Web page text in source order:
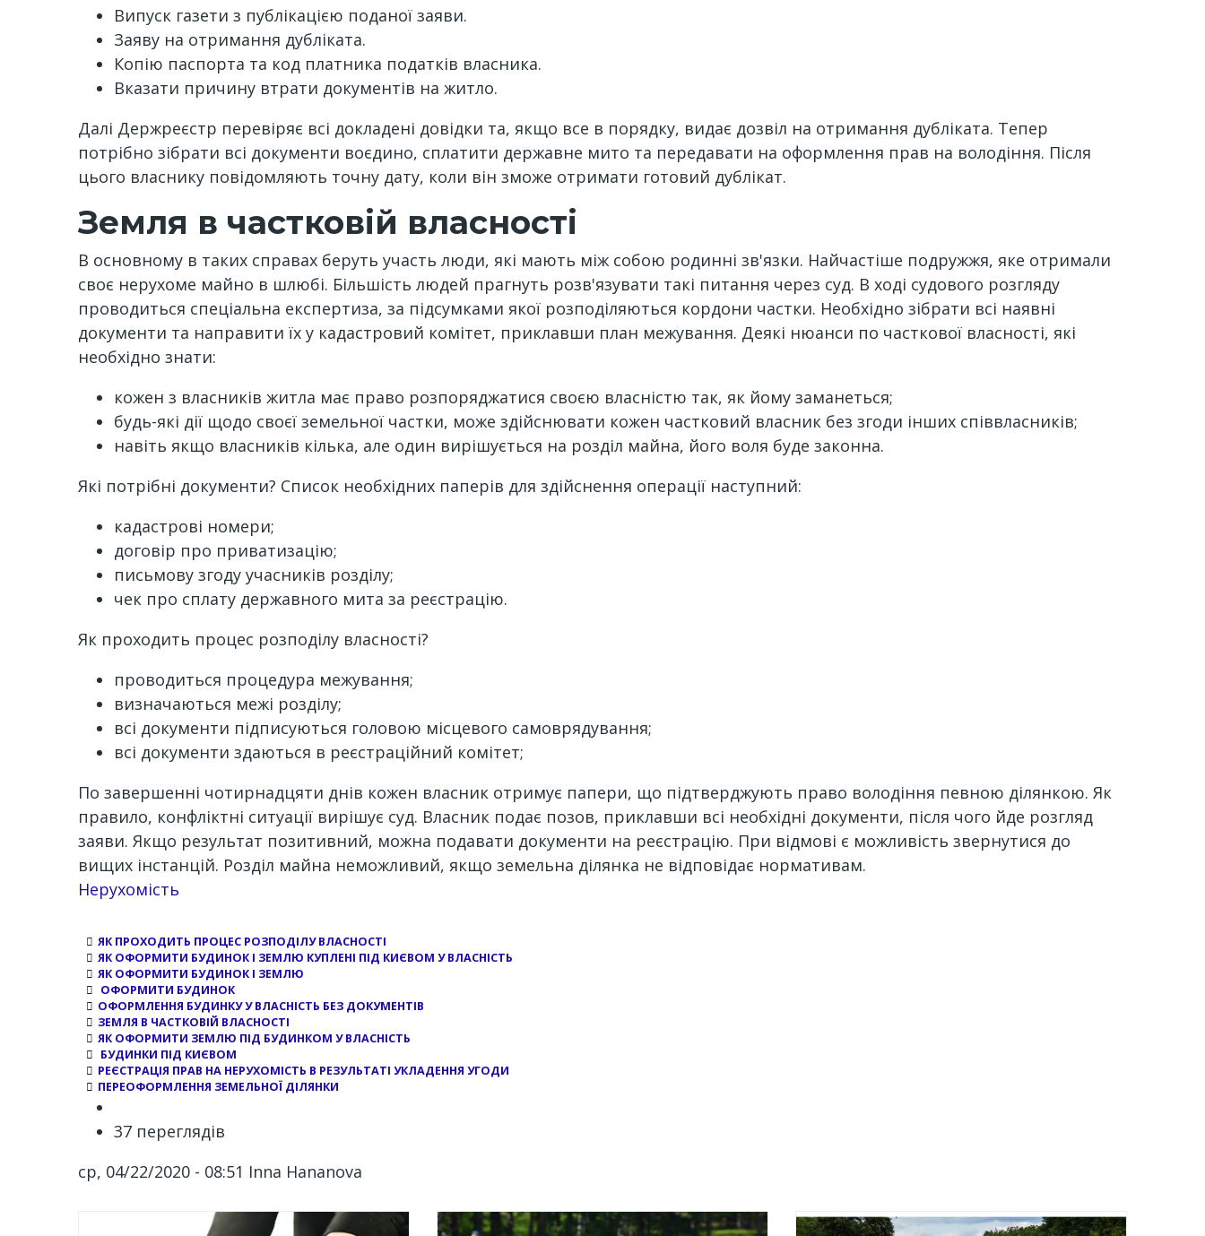
Випуск газети з публікацією поданої заяви.
Заяву на отримання дубліката.
Копію паспорта та код платника податків власника.
Вказати причину втрати документів на житло.
Далі Держреєстр перевіряє всі докладені довідки та, якщо все в порядку, видає дозвіл на отримання дубліката. Тепер
потрібно зібрати всі документи воєдино, сплатити державне мито та передавати на оформлення прав на володіння. Після
цього власнику повідомляють точну дату, коли він зможе отримати готовий дублікат.
Земля в частковій власності
В основному в таких справах беруть участь люди, які мають між собою родинні зв'язки. Найчастіше подружжя, яке отримали
своє нерухоме майно в шлюбі. Більшість людей прагнуть розв'язувати такі питання через суд. В ході судового розгляду
проводиться спеціальна експертиза, за підсумками якої розподіляються кордони частки. Необхідно зібрати всі наявні
документи та направити їх у кадастровий комітет, приклавши план межування. Деякі нюанси по часткової власності, які
необхідно знати:
кожен з власників житла має право розпоряджатися своєю власністю так, як йому заманеться;
будь-які дії щодо своєї земельної частки, може здійснювати кожен частковий власник без згоди інших співвласників;
навіть якщо власників кілька, але один вирішується на розділ майна, його воля буде законна.
Які потрібні документи? Список необхідних паперів для здійснення операції наступний:
кадастрові номери;
договір про приватизацію;
письмову згоду учасників розділу;
чек про сплату державного мита за реєстрацію.
Як проходить процес розподілу власності?
проводиться процедура межування;
визначаються межі розділу;
всі документи підписуються головою місцевого самоврядування;
всі документи здаються в реєстраційний комітет;
По завершенні чотирнадцяти днів кожен власник отримує папери, що підтверджують право володіння певною ділянкою. Як
правило, конфліктні ситуації вирішує суд. Власник подає позов, приклавши всі необхідні документи, після чого йде розгляд
заяви. Якщо результат позитивний, можна подавати документи на реєстрацію. При відмові є можливість звернутися до
вищих інстанцій. Розділ майна неможливий, якщо земельна ділянка не відповідає нормативам.
Channel
Нерухомість
ЯК ПРОХОДИТЬ ПРОЦЕС РОЗПОДІЛУ ВЛАСНОСТІ
ЯК ОФОРМИТИ БУДИНОК І ЗЕМЛЮ КУПЛЕНІ ПІД КИЄВОМ У ВЛАСНІСТЬ
ЯК ОФОРМИТИ БУДИНОК І ЗЕМЛЮ
ОФОРМИТИ БУДИНОК
ОФОРМЛЕННЯ БУДИНКУ У ВЛАСНІСТЬ БЕЗ ДОКУМЕНТІВ
ЗЕМЛЯ В ЧАСТКОВІЙ ВЛАСНОСТІ
ЯК ОФОРМИТИ ЗЕМЛЮ ПІД БУДИНКОМ У ВЛАСНІСТЬ
БУДИНКИ ПІД КИЄВОМ
РЕЄСТРАЦІЯ ПРАВ НА НЕРУХОМІСТЬ В РЕЗУЛЬТАТІ УКЛАДЕННЯ УГОДИ
ПЕРЕОФОРМЛЕННЯ ЗЕМЕЛЬНОЇ ДІЛЯНКИ
37 переглядів
ср, 04/22/2020 - 08:51 Inna Hananova